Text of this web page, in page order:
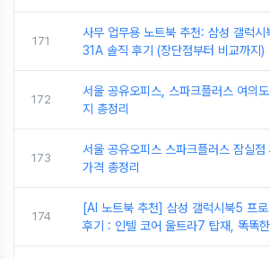
171
사무 업무용 노트북 추천: 삼성 갤럭
31A 솔직 후기 (장단점부터 비교까지)
172
서울 공유오피스, 스파크플러스 여의
지 총정리
173
서울 공유오피스 스파크플러스 잠실
가격 총정리
174
[AI 노트북 추천] 삼성 갤럭시북5
후기 : 인텔 코어 울트라7 탑재, 똑똑